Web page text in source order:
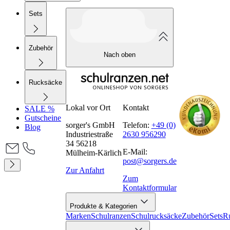
Sets
Zubehör
Rucksäcke
SALE %
Gutscheine
Blog
Nach oben
Lokal vor Ort
sorger's GmbH
Industriestraße
34 56218
Mülheim-Kärlich
Zur Anfahrt
Kontakt
Telefon: +49 (0)
2630 956290
E-Mail:
post@sorgers.de
Zum
Kontaktformular
Produkte & Kategorien
MarkenSchulranzenSchulrucksäckeZubehörSets